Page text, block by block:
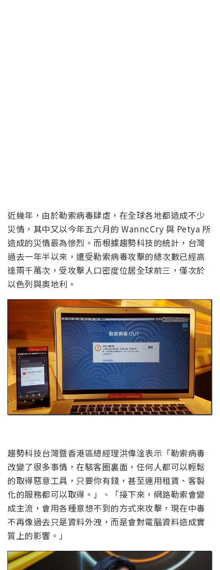
近幾年，由於勒索病毒肆虐，在全球各地都造成不少
災情，其中又以今年五六月的 WanncCry 與 Petya 所
造成的災情最為慘烈。而根據趨勢科技的統計，台灣
過去一年半以來，遭受勒索病毒攻擊的總次數已經高
達兩千萬次，受攻擊人口密度位居全球前三，僅次於
以色列與奧地利。
趨勢科技台灣暨香港區總經理洪偉淦表示「勒索病毒
改變了很多事情，在駭客圈裏面，任何人都可以輕鬆
的取得惡意工具，只要你有錢，甚至連用租賃、客製
化的服務都可以取得。」、「接下來，網路勒索會變
成主流，會用各種意想不到的方式來攻擊，現在中毒
不再像過去只是資料外洩，而是會對電腦資料造成實
質上的影響。」